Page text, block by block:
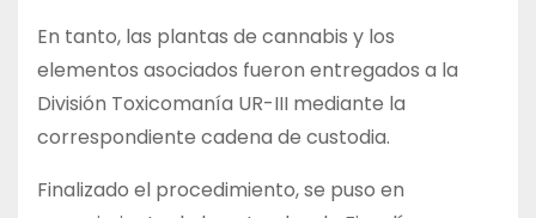
En tanto, las plantas de cannabis y los
elementos asociados fueron entregados a la
División Toxicomanía UR-III mediante la
correspondiente cadena de custodia.
Finalizado el procedimiento, se puso en